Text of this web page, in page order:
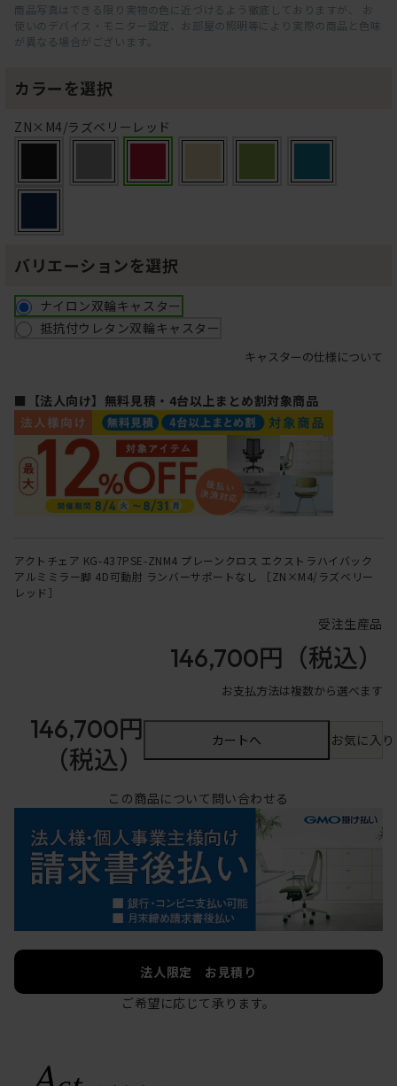
商品写真はできる限り実物の色に近づけるよう徹底しておりますが、 お
使いのデバイス・モニター設定、お部屋の照明等により実際の商品と色味
が異なる場合がございます。
カラーを選択
ZN×M4/ラズベリーレッド
バリエーションを選択
ナイロン双輪キャスター
抵抗付ウレタン双輪キャスター
キャスターの仕様について
■【法人向け】無料見積・4台以上まとめ割対象商品
アクトチェア KG-437PSE-ZNM4 プレーンクロス エクストラハイバック
アルミミラー脚 4D可動肘 ランバーサポートなし ［ZN×M4/ラズベリー
レッド］
受注生産品
146,700円 （税込）
お支払方法は複数から選べます
146,700円
（税込）
カートへ お気に入
この商品について問い合わせる
法人限定 お見積り
ご希望に応じて承ります。